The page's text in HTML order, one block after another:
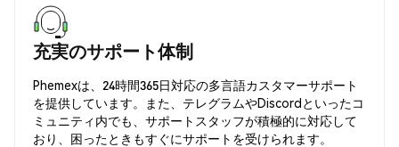
充実のサポート体制
Phemexは、24時間365日対応の多言語カスタマーサポート
を提供しています。また、テレグラムやDiscordといったコ
ミュニティ内でも、サポートスタッフが積極的に対応して
おり、困ったときもすぐにサポートを受けられます。